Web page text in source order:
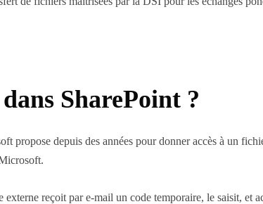
SharePoint ?
propose depuis des années pour donner accès à un
reçoit par e-mail un code temporaire, le saisit, et